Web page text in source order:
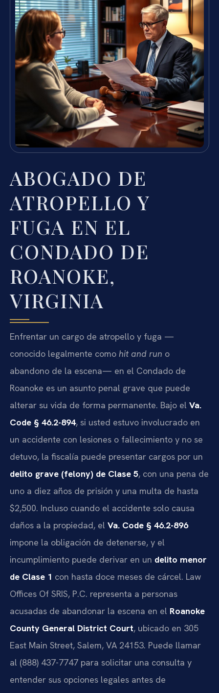
ABOGADO DE
ATROPELLO Y
FUGA EN EL
CONDADO DE
ROANOKE,
VIRGINIA
Enfrentar un cargo de atropello y fuga —
conocido legalmente como hit and run o
abandono de la escena— en el Condado de
Roanoke es un asunto penal grave que puede
alterar su vida de forma permanente. Bajo el Va.
Code § 46.2-894, si usted estuvo involucrado en
un accidente con lesiones o fallecimiento y no se
detuvo, la fiscalía puede presentar cargos por un
delito grave (felony) de Clase 5, con una pena de
uno a diez años de prisión y una multa de hasta
$2,500. Incluso cuando el accidente solo causa
daños a la propiedad, el Va. Code § 46.2-896
impone la obligación de detenerse, y el
incumplimiento puede derivar en un delito menor
de Clase 1 con hasta doce meses de cárcel. Law
Offices Of SRIS, P.C. representa a personas
acusadas de abandonar la escena en el Roanoke
County General District Court, ubicado en 305
East Main Street, Salem, VA 24153. Puede llamar
al (888) 437-7747 para solicitar una consulta y
entender sus opciones legales antes de